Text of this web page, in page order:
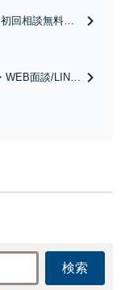
初回相談無料・
の早期解決】
WEB面談/LINE
検索